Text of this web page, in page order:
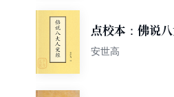
点校本：佛说八
经
安世高